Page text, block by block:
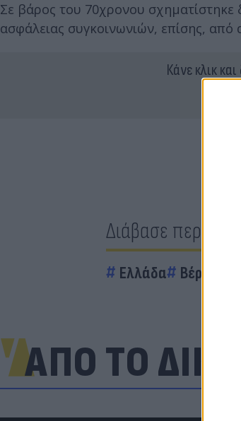
Σε βάρος του 70χρονου σχηματίστηκε
ασφάλειας συγκοινωνιών, επίσης, από
Κάνε κλικ
Διάβασε
Ελλάδα Βέροια
ΑΠΟ ΤΟ